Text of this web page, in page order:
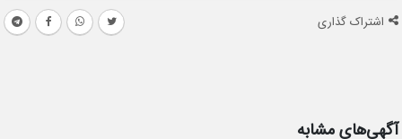
اشتراک گذاری
آگهی‌های مشابه